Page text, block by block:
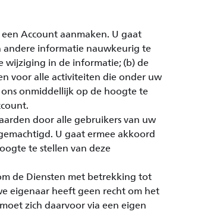
Account aanmaken. U gaat
andere informatie nauwkeurig te
wijziging in de informatie; (b) de
voor alle activiteiten die onder uw
onmiddellijk op de hoogte te
door alle gebruikers van uw
U gaat ermee akkoord
te stellen van deze
de Diensten met betrekking tot
eigenaar heeft geen recht om het
zich daarvoor via een eigen